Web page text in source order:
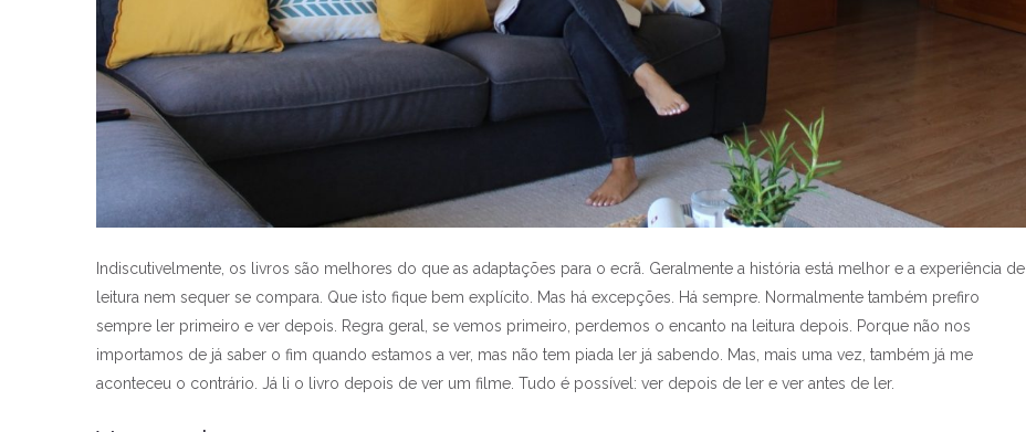
Indiscutivelmente, os livros são melhores do que as adaptações para o ecrã. Geralmente a história está melhor e a experiência de
leitura nem sequer se compara. Que isto fique bem explícito. Mas há excepções. Há sempre. Normalmente também prefiro
sempre ler primeiro e ver depois. Regra geral, se vemos primeiro, perdemos o encanto na leitura depois. Porque não nos
importamos de já saber o fim quando estamos a ver, mas não tem piada ler já sabendo. Mas, mais uma vez, também já me
aconteceu o contrário. Já li o livro depois de ver um filme. Tudo é possível: ver depois de ler e ver antes de ler.